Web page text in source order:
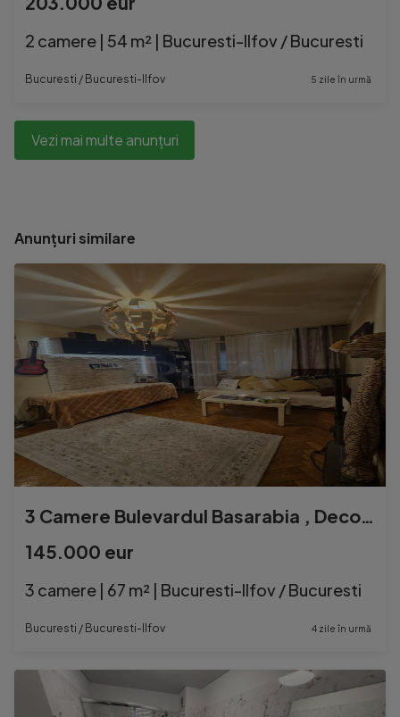
2 camere | 54 m² | Bucuresti-Ilfov / Bucuresti
Bucuresti / Bucuresti-Ilfov 5 zile în urmă
Vezi mai multe anunțuri
Anunțuri similare
3 Camere Bulevardul Basarabia , Decomandat , apoape de metro
145.000 eur
3 camere | 67 m² | Bucuresti-Ilfov / Bucuresti
Bucuresti / Bucuresti-Ilfov 4 zile în urmă